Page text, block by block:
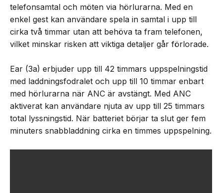
telefonsamtal och möten via hörlurarna. Med en
enkel gest kan användare spela in samtal i upp till
cirka två timmar utan att behöva ta fram telefonen,
vilket minskar risken att viktiga detaljer går förlorade.
Ear (3a) erbjuder upp till 42 timmars uppspelningstid
med laddningsfodralet och upp till 10 timmar enbart
med hörlurarna när ANC är avstängt. Med ANC
aktiverat kan användare njuta av upp till 25 timmars
total lyssningstid. När batteriet börjar ta slut ger fem
minuters snabbladdning cirka en timmes uppspelning.